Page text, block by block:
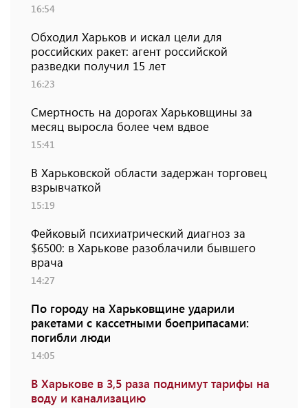
16:54
Обходил Харьков и искал цели для
российских ракет: агент российской
разведки получил 15 лет
16:23
Смертность на дорогах Харьковщины за
месяц выросла более чем вдвое
15:41
В Харьковской области задержан торговец
взрывчаткой
15:19
Фейковый психиатрический диагноз за
$6500: в Харькове разоблачили бывшего
врача
14:27
По городу на Харьковщине ударили
ракетами с кассетными боеприпасами:
погибли люди
14:05
В Харькове в 3,5 раза поднимут тарифы на
воду и канализацию